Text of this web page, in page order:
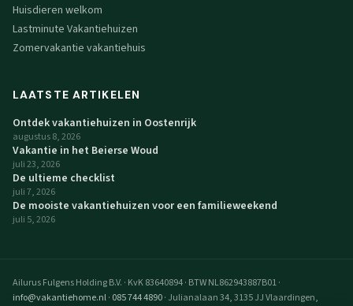
Huisdieren welkom
Lastminute Vakantiehuizen
Zomervakantie vakantiehuis
LAATSTE ARTIKELEN
Ontdek vakantiehuizen in Oostenrijk
augustus 8, 2026
Vakantie in het Beierse Woud
juli 23, 2026
De ultieme checklist
juli 7, 2026
De mooiste vakantiehuizen voor een familieweekend
juli 5, 2026
Ailurus Fulgens Holding B.V. · KvK 83640894· BTW NL862943887B01·
info@vakantiehome.nl· 085 744 4890· Julianalaan 34, 3135 JJ Vlaardingen,